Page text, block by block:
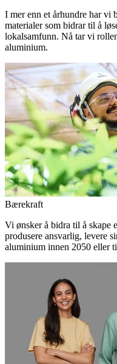
I mer enn et århundre har vi
materialer som bidrar til å
lokalsamfunn. Nå tar vi
aluminium.
Bærekraft
Vi ønsker å bidra til å skape
produsere ansvarlig, levere
aluminium innen 2050 eller